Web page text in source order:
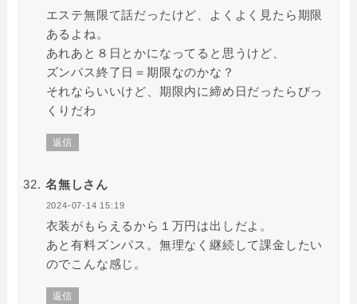
エステ無限て話だったけど、よくよく見たら期限
あるよね。
あれあと８日とかになってると思うけど、
ズンパス終了日＝期限なのかな？
それならいいけど、期限内に締め日だったらびっ
くりだわ
返信
名無しさん
2024-07-14 15:19
衣装がもらえるから１万円は出しだよ。
あと有料ズンパス。無理なく継続して課金したい
のでこんな感じ。
返信